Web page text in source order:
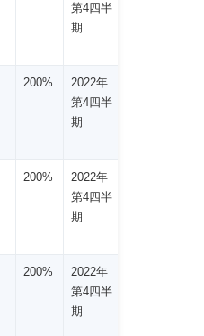
第4四半
期
200%
2022年
第4四半
期
200%
2022年
第4四半
期
200%
2022年
第4四半
期